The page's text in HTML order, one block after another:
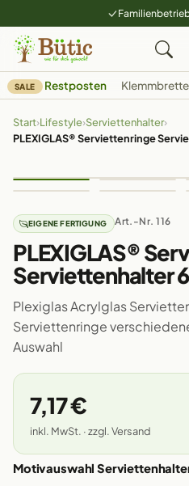
SALE Restposten
Start›Lifestyle›Serviettenhalter›
PLEXIGLAS® Serviettenringe
EIGENE FERTIGUNG Art.-Nr. 116
PLEXIGLAS®
Serviettenhalter
Plexiglas Acrylglas
Serviettenringe
Auswahl
7,17 €
inkl. MwSt. · zzgl. Versand
Motivauswahl